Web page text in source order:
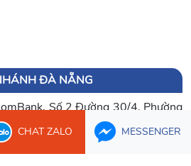
ĐÀ NẴNG
Số 2 Đường 30/4, Phường
CHAT ZALO MESSENGER